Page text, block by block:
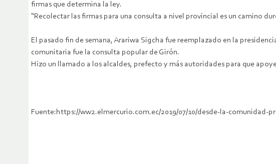
firmas que determina la ley.
“Recolectar las firmas para una consulta a nivel provincial es un camino
El pasado fin de semana, Arariwa Sigcha fue reemplazado en la
comunitaria fue la consulta popular de Girón.
Hizo un llamado a los alcaldes, prefecto y más autoridades para que
Fuente:https://ww2.elmercurio.com.ec/2019/07/10/desde-la-